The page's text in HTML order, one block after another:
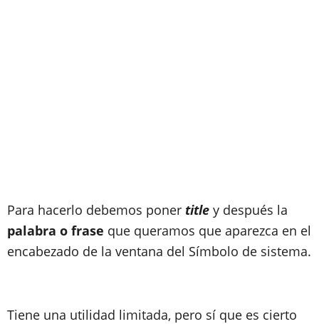
Para hacerlo debemos poner title y después la
palabra o frase que queramos que aparezca en el
encabezado de la ventana del Símbolo de sistema.
Tiene una utilidad limitada, pero sí que es cierto